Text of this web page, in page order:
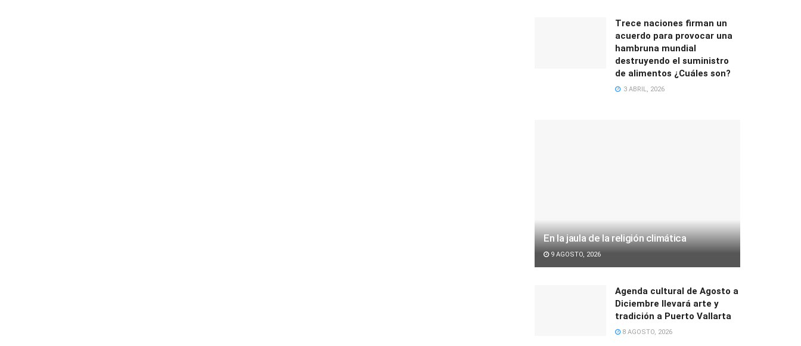
Trece naciones firman un
acuerdo para provocar una
hambruna mundial
destruyendo el suministro
de alimentos ¿Cuáles son?
3 ABRIL, 2026
En la jaula de la religión climática
9 AGOSTO, 2026
Agenda cultural de Agosto a
Diciembre llevará arte y
tradición a Puerto Vallarta
8 AGOSTO, 2026